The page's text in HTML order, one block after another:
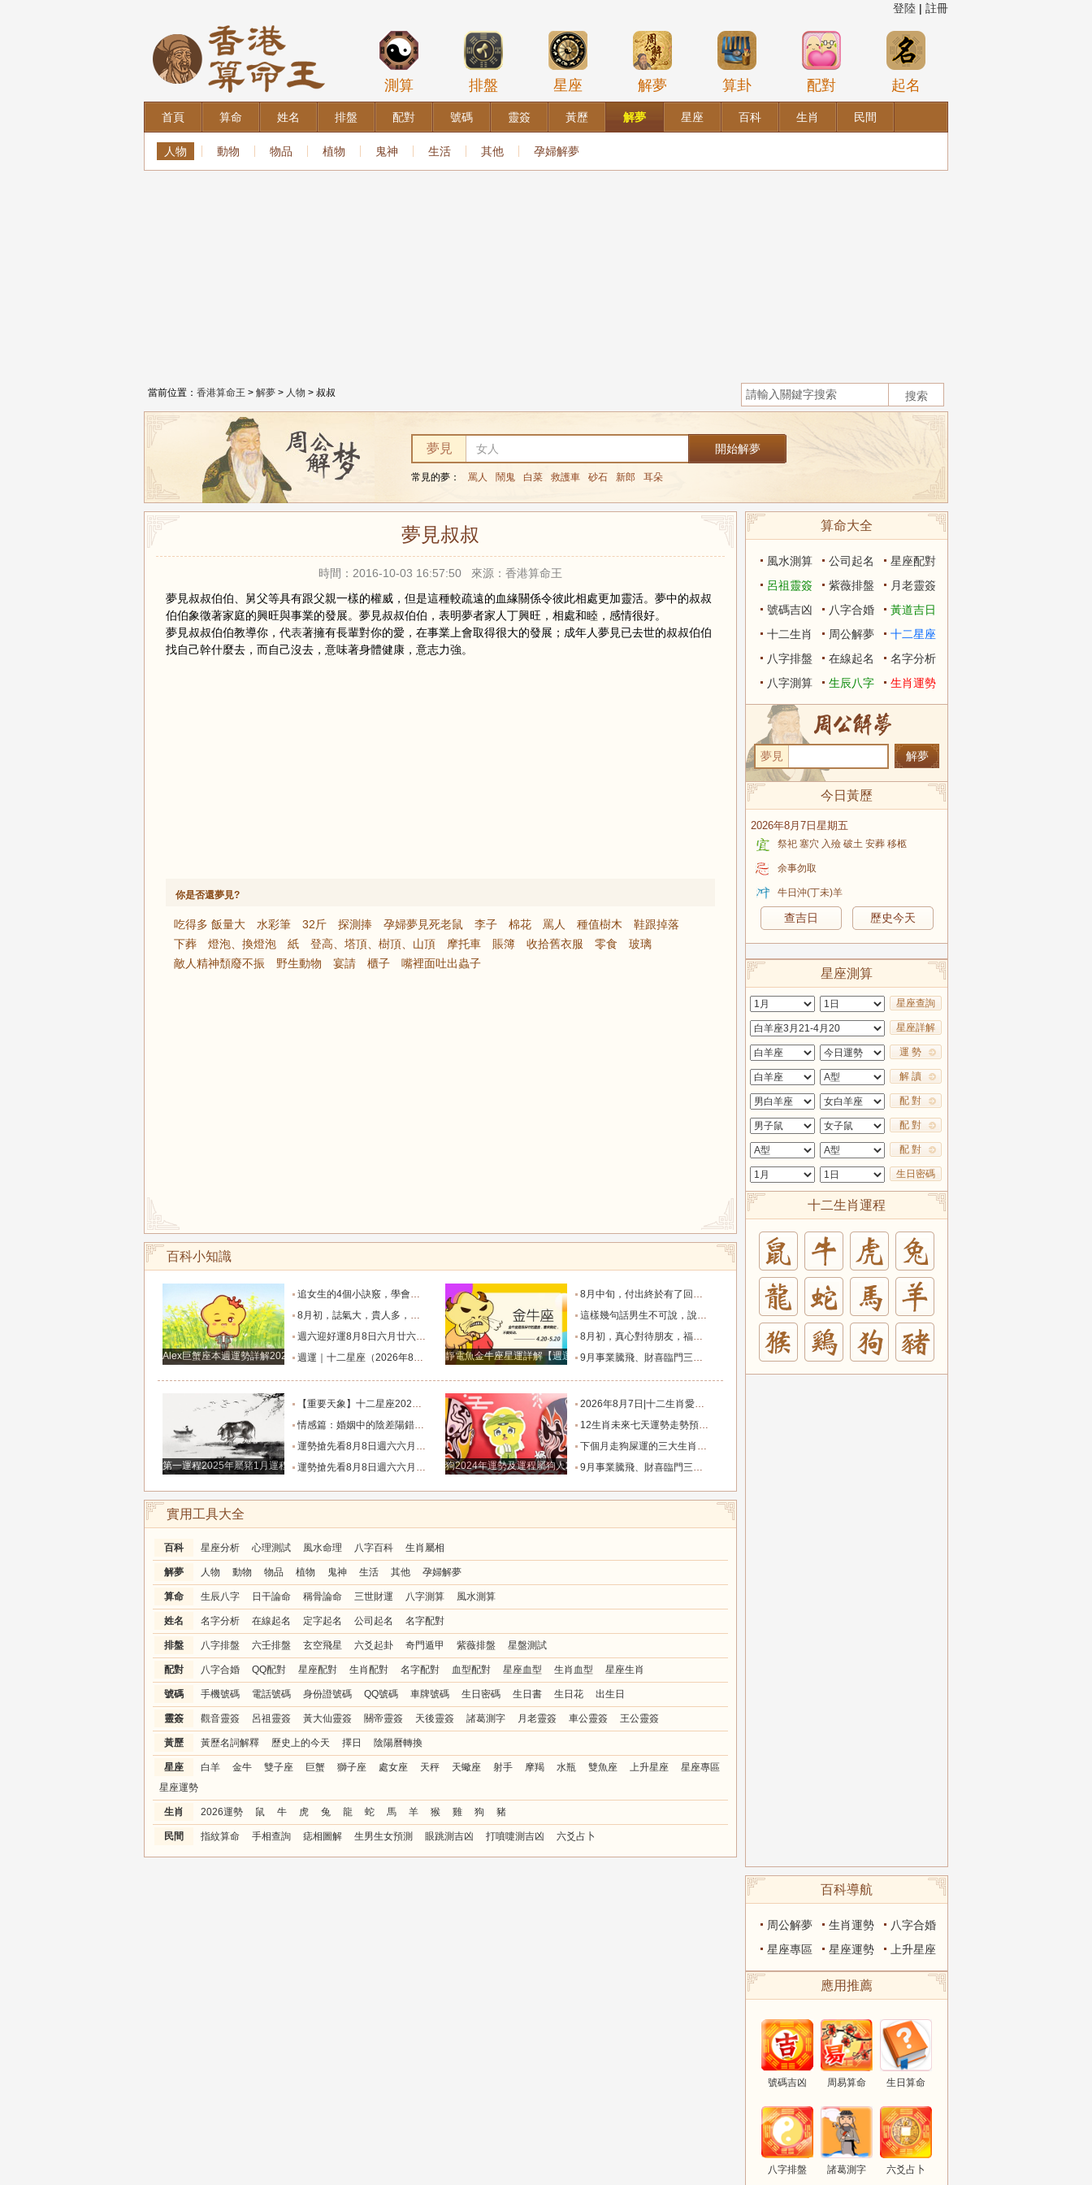
登陸 | 註冊
測算 排盤 星座 解夢 算卦 配對 起名
首頁 算命 姓名 排盤 配對 號碼 靈簽 黃歷 解夢 星座 百科 生肖 民間
人物 動物 物品 植物 鬼神 生活 其他 孕婦解夢
當前位置： 香港算命王 > 解夢 > 人物 > 叔叔
夢見
常見的夢： 罵人 鬧鬼 白菜 救護車 砂石 新郎 耳朵
夢見叔叔
時間：2016-10-03 16:57:50 來源：香港算命王
夢見叔叔伯伯、舅父等具有跟父親一樣的權威，但是這種較疏遠的血緣關係令彼此相處更加靈活。夢中的叔叔
伯伯象徵著家庭的興旺與事業的發展。夢見叔叔伯伯，表明夢者家人丁興旺，相處和睦，感情很好。
夢見叔叔伯伯教導你，代表著擁有長輩對你的愛，在事業上會取得很大的發展；成年人夢見已去世的叔叔伯伯
找自己幹什麼去，而自己沒去，意味著身體健康，意志力強。
你是否還夢見?
吃得多 飯量大 水彩筆 32斤 探測捧 孕婦夢見死老鼠 李子 棉花 罵人 種值樹木
鞋跟掉落
下葬
燈泡、換燈泡 紙 登高、塔頂、樹頂、山頂 摩托車 賬簿 收拾舊衣服 零食
玻璃
敵人精神頹廢不振
野生動物 宴請 櫃子 嘴裡面吐出蟲子
百科小知識
Alex巨蟹座本週運勢詳解2024.12.23-12.29
追女生的4個小訣竅，學會以後輕鬆脫單！_過程_星座_異性
8月初，誌氣大，貴人多，家庭和事業雙豐收的四個星座_人生道路_方面_星象
週六迎好運8月8日六月廿六，吉利的屬相有哪些？_合作_金氣漸_投資
週運｜十二星座（2026年8月10日～8月16日）一週運勢解析_工作時_伴侶_生活
靜電魚金牛座星運詳解【週運2024年12月9日-12月15日】
8月中旬，付出終於有了回報的三個星座，日子一天天好起來_那件_時間_結果
這樣幾句話男生不可說，說了女朋友要分手！_女生_星座_話語
8月初，真心對待朋友，福氣不缺，事業和生意蒸蒸日上的四個星座_合作中_金牛座_雙子座
9月事業騰飛、財喜臨門三大星座_九月_財運_機會
第一運程2025年屬豬1月運程解析
【重要天象】十二星座2026年8月7號運勢：金星移位，狀態提升_事業_綜合_幸運
情感篇：婚姻中的陰差陽錯_小雅_林曉_生活
運勢搶先看8月8日週六六月廿六大勢宜忌與行動指南_易有_時間_波折
運勢搶先看8月8日週六六月廿六大勢宜忌與行動指南_易有_時間_波折
狗2024年運勢及運程屬狗人2024運勢好嗎
2026年8月7日|十二生肖愛情好運榜_感情_情緒_對方
12生肖未來七天運勢走勢預報（2026年8月4日-8月10日）_池池_感情_事業
下個月走狗屎運的三大生肖，出門遇財神，步步高升，紫氣盈門，喜事連連！_龍的_運氣_時候
9月事業騰飛、財喜臨門三大星座_九月_財運_機會
實用工具大全
百科 星座分析 心理測試 風水命理 八字百科 生肖屬相
解夢 人物 動物 物品 植物 鬼神 生活 其他 孕婦解夢
算命 生辰八字 日干論命 稱骨論命 三世財運 八字測算 風水測算
姓名 名字分析 在線起名 定字起名 公司起名 名字配對
排盤 八字排盤 六壬排盤 玄空飛星 六爻起卦 奇門遁甲 紫薇排盤 星盤測試
配對 八字合婚 QQ配對 星座配對 生肖配對 名字配對 血型配對 星座血型 生肖血型 星座生肖
號碼 手機號碼 電話號碼 身份證號碼 QQ號碼 車牌號碼 生日密碼 生日書 生日花 出生日
靈簽 觀音靈簽 呂祖靈簽 黃大仙靈簽 關帝靈簽 天後靈簽 諸葛測字 月老靈簽 車公靈簽 王公靈簽
黃歷 黃歷名詞解釋 歷史上的今天 擇日 陰陽曆轉換
星座 白羊 金牛 雙子座 巨蟹 獅子座 處女座 天秤 天蠍座 射手 摩羯 水瓶 雙魚座 上升星座
星座專區
星座運勢
生肖 2026運勢 鼠 牛 虎 兔 龍 蛇 馬 羊 猴 雞 狗 豬
民間 指紋算命 手相查詢 痣相圖解 生男生女預測 眼跳測吉凶 打噴嚏測吉凶 六爻占卜
算命大全
風水測算 公司起名
星座配對
呂祖靈簽
紫薇排盤
月老靈簽
號碼吉凶
八字合婚
黃道吉日
十二生肖
周公解夢
十二星座
八字排盤
在線起名
名字分析
八字測算
生辰八字 生肖運勢
夢見
今日黃歷
2026年8月7日星期五
祭祀 塞穴 入殮 破土 安葬 移柩
余事勿取
牛日沖(丁未)羊
查吉日 歷史今天
星座測算
星座查詢
星座詳解
運 勢
解 讀
配 對
配 對
配 對
生日密碼
十二生肖運程
猴 雞 狗
百科導航
周公解夢 生肖運勢
八字合婚
星座專區
星座運勢 上升星座
應用推薦
號碼吉凶 周易算命 生日算命
八字排盤 諸葛測字 六爻占卜